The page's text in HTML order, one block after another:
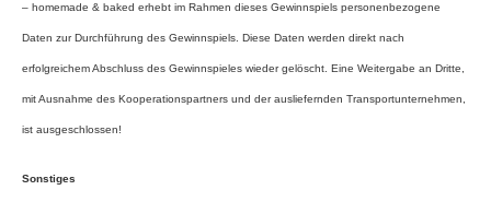
– homemade & baked erhebt im Rahmen dieses Gewinnspiels personenbezogene
Daten zur Durchführung des Gewinnspiels. Diese Daten werden direkt nach
erfolgreichem Abschluss des Gewinnspieles wieder gelöscht. Eine Weitergabe an Dritte,
mit Ausnahme des Kooperationspartners und der ausliefernden Transportunternehmen,
ist ausgeschlossen!
Sonstiges